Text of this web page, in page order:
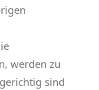
werden zu
sind